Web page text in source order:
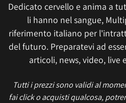
Dedicato cervello e anima a
li hanno nel sangue,
riferimento italiano per
del futuro. Preparatevi ad
articoli, news, video, live
Tutti i prezzi sono validi al
fai click o acquisti qualcosa,